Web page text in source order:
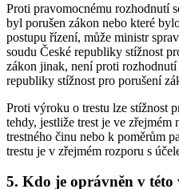
Proti pravomocnému rozhodnutí
byl porušen zákon nebo které
postupu řízení, může ministr
soudu České republiky stížnost
zákon jinak, není proti
republiky stížnost pro porušení
Proti výroku o trestu lze stížnost
tehdy, jestliže trest je ve zřejmém
trestného činu nebo k poměrům
trestu je v zřejmém rozporu s
5. Kdo je oprávněn v této